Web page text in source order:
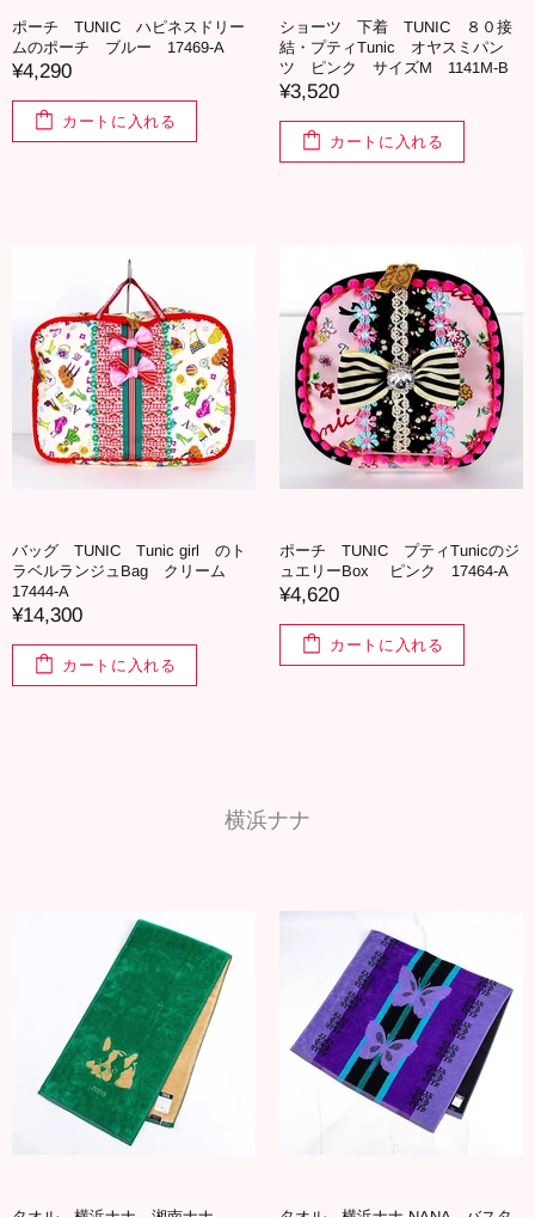
ポーチ TUNIC ハピネスドリー
ムのポーチ ブルー 17469-A
¥4,290
カートに入れる
ショーツ 下着 TUNIC ８０接
結・プティTunic オヤスミパン
ツ ピンク サイズM 1141M-B
¥3,520
カートに入れる
バッグ TUNIC Tunic girl のト
ラベルランジュBag クリーム
17444-A
¥14,300
カートに入れる
ポーチ TUNIC プティTunicのジ
ュエリーBox ピンク 17464-A
¥4,620
カートに入れる
横浜ナナ